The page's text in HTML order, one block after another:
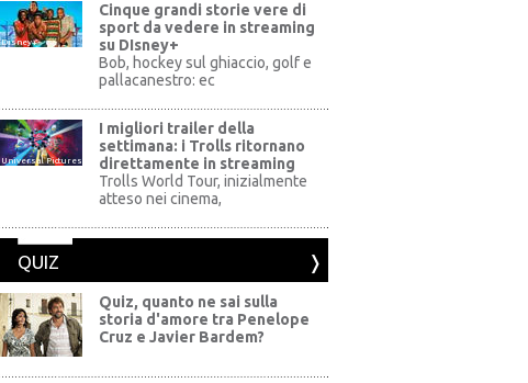
Disney+
Cinque grandi storie vere di
sport da vedere in streaming
su DIsney+
Bob, hockey sul ghiaccio, golf e
pallacanestro: ec
Universal Pictures
I migliori trailer della
settimana: i Trolls ritornano
direttamente in streaming
Trolls World Tour, inizialmente
atteso nei cinema,
QUIZ
Quiz, quanto ne sai sulla
storia d'amore tra Penelope
Cruz e Javier Bardem?